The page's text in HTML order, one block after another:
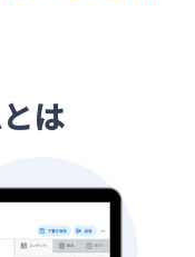
は